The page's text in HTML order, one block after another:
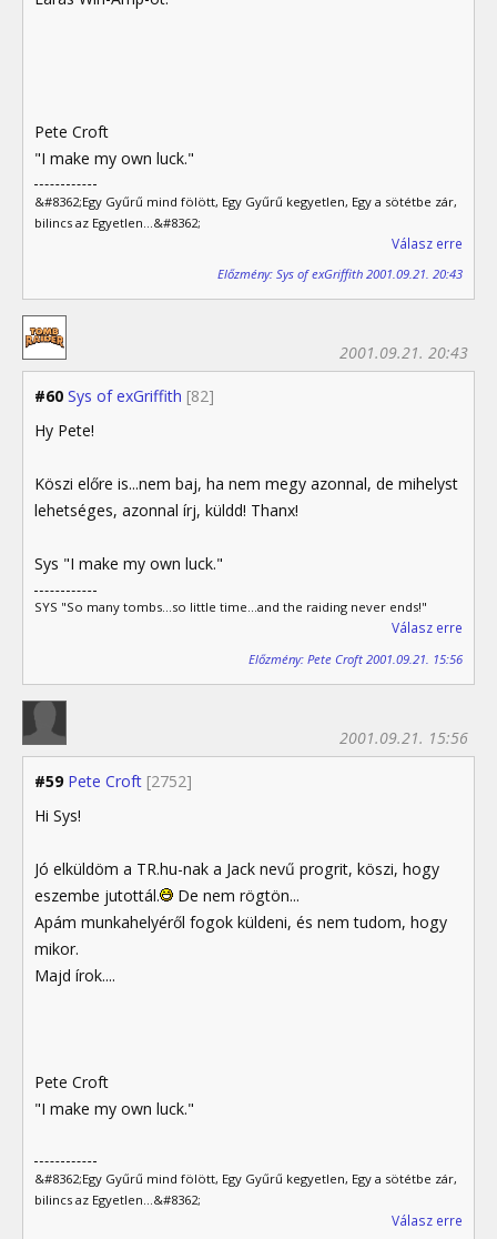
Pete Croft
"I make my own luck."
&#8362;Egy Gyűrű mind fölött, Egy Gyűrű kegyetlen, Egy a sötétbe zár,
bilincs az Egyetlen...&#8362;
Válasz erre
Előzmény: Sys of exGriffith 2001.09.21. 20:43
#60 Sys of exGriffith [82]
2001.09.21. 20:43
Hy Pete!
Köszi előre is...nem baj, ha nem megy azonnal, de mihelyst
lehetséges, azonnal írj, küldd! Thanx!
Sys "I make my own luck."
SYS "So many tombs...so little time...and the raiding never ends!"
Válasz erre
Előzmény: Pete Croft 2001.09.21. 15:56
#59 Pete Croft [2752]
2001.09.21. 15:56
Hi Sys!
Jó elküldöm a TR.hu-nak a Jack nevű progrit, köszi, hogy
eszembe jutottál.
De nem rögtön...
Apám munkahelyéről fogok küldeni, és nem tudom, hogy
mikor.
Majd írok....
Pete Croft
"I make my own luck."
&#8362;Egy Gyűrű mind fölött, Egy Gyűrű kegyetlen, Egy a sötétbe zár,
bilincs az Egyetlen...&#8362;
Válasz erre